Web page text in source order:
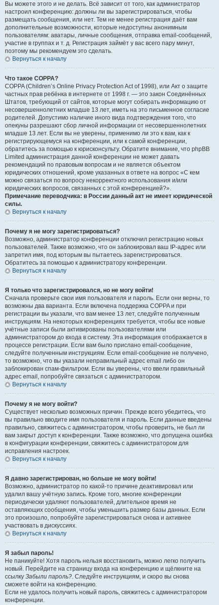
Вы можете этого и не делать. Всё зависит от того, как администратор
настроил конференцию: должны ли вы зарегистрироваться, чтобы
размещать сообщения, или нет. Тем не менее регистрация даёт вам
дополнительные возможности, которые недоступны анонимным
пользователям: аватары, личные сообщения, отправка email-сообщений,
участие в группах и т. д. Регистрация займёт у вас всего пару минут,
поэтому мы рекомендуем это сделать.
Вернуться к началу
Что такое COPPA?
COPPA (Children’s Online Privacy Protection Act of 1998), или Акт о защите
частных прав ребёнка в интернете от 1998 г. — это закон Соединённых
Штатов, требующий от сайтов, которые могут собирать информацию от
несовершеннолетних младше 13 лет, иметь на это письменное согласие
родителей. Допустимо наличие иного вида подтверждения того, что
опекуны разрешают сбор личной информации от несовершеннолетних
младше 13 лет. Если вы не уверены, применимо ли это к вам, как к
регистрирующемуся на конференции, или к самой конференции,
обратитесь за помощью к юрисконсульту. Обратите внимание, что phpBB
Limited администрация данной конференции не может давать
рекомендаций по правовым вопросам и не является объектом
юридических отношений, кроме указанных в ответе на вопрос «С кем
можно связаться по вопросу некорректного использования и/или
юридических вопросов, связанных с этой конференцией?».
Примечание переводчика: в России данный акт не имеет юридической
силы.
Вернуться к началу
Почему я не могу зарегистрироваться?
Возможно, администратор конференции отключил регистрацию новых
пользователей. Также возможно, что он заблокировал ваш IP-адрес или
запретил имя, под которым вы пытаетесь зарегистрироваться.
Обратитесь за помощью к администратору конференции.
Вернуться к началу
Я только что зарегистрировался, но не могу войти!
Сначала проверьте свои имя пользователя и пароль. Если они верны, то
возможны два варианта. Если включена поддержка COPPA и при
регистрации вы указали, что вам менее 13 лет, следуйте полученным
инструкциям. На некоторых конференциях требуется, чтобы все новые
учётные записи были активированы пользователями или
администратором до входа в систему. Эта информация отображается в
процессе регистрации. Если вам было прислано email-сообщение,
следуйте полученным инструкциям. Если email-сообщение не получено,
то возможно, что вы указали неправильный адрес email либо он
заблокирован спам-фильтром. Если вы уверены, что ввели правильный
адрес email, попробуйте связаться с администратором.
Вернуться к началу
Почему я не могу войти?
Существует несколько возможных причин. Прежде всего убедитесь, что
вы правильно вводите имя пользователя и пароль. Если данные введены
правильно, свяжитесь с администратором, чтобы проверить, не был ли
вам закрыт доступ к конференции. Также возможно, что допущена ошибка
в конфигурации конференции, свяжитесь с администратором для
исправления настроек.
Вернуться к началу
Я давно зарегистрирован, но больше не могу войти!
Возможно, администратор по какой-то причине деактивировал или
удалил вашу учётную запись. Кроме того, многие конференции
периодически удаляют пользователей, длительное время не
оставляющих сообщения, чтобы уменьшить размер базы данных. Если
это произошло, попробуйте зарегистрироваться снова и активнее
участвовать в дискуссиях.
Вернуться к началу
Я забыл пароль!
Не паникуйте! Хотя пароль нельзя восстановить, можно легко получить
новый. Перейдите на страницу входа на конференцию и щёлкните на
ссылку Забыли пароль?. Следуйте инструкциям, и скоро вы снова
сможете войти на конференцию.
Если не удалось получить новый пароль, свяжитесь с администратором
конференции.